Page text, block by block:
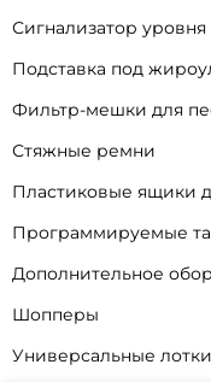
Сигнализатор уровня
Подставка под
Фильтр-мешки для
Стяжные ремни
Пластиковые ящики
Программируемые
Дополнительное
Шопперы
Универсальные